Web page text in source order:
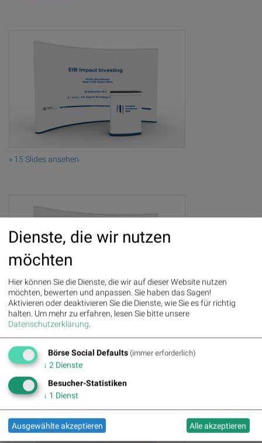
» 15 Slides ansehen
» 16 Slides ansehen
Dienste, die wir nutzen
möchten
Hier können Sie die Dienste, die wir auf dieser Website nutzen
möchten, bewerten und anpassen. Sie haben das Sagen!
Aktivieren oder deaktivieren Sie die Dienste, wie Sie es für richtig
halten. Um mehr zu erfahren, lesen Sie bitte unsere
Datenschutzerklärung.
Börse Social Defaults (immer erforderlich)
↓ 2 Dienste
Besucher-Statistiken
↓ 1 Dienst
Ausgewählte akzeptieren Alle akzeptieren